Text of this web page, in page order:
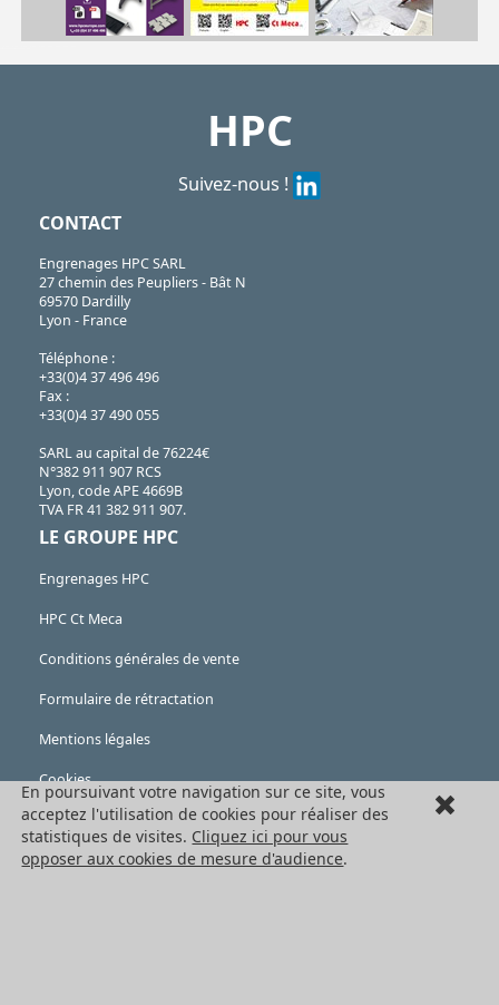
HPC
Suivez-nous !
CONTACT
Engrenages HPC SARL
27 chemin des Peupliers - Bât N
69570 Dardilly
Lyon - France
Téléphone :
+33(0)4 37 496 496
Fax :
+33(0)4 37 490 055
SARL au capital de 76224€
N°382 911 907 RCS
Lyon, code APE 4669B
TVA FR 41 382 911 907.
LE GROUPE HPC
Engrenages HPC
HPC Ct Meca
Conditions générales de vente
Formulaire de rétractation
Mentions légales
Cookies
LES PRODUITS
Eléments mécaniques
En poursuivant votre navigation sur ce site, vous
acceptez l'utilisation de cookies pour réaliser des
statistiques de visites. Cliquez ici pour vous
opposer aux cookies de mesure d'audience.